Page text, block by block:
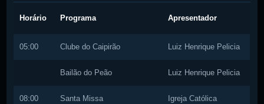
Horário Programa Apresentador
05:00 Clube do Caipirão Luiz Henrique Pelicia
Bailão do Peão Luiz Henrique Pelicia
08:00 Santa Missa Igreja Católica